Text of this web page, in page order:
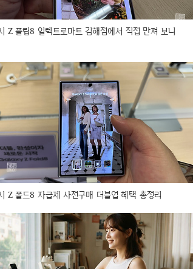
Z 플립8 일렉트로마트 김해점에서 직접 만져 보니
Z 폴드8 자급제 사전구매 더블업 혜택 총정리